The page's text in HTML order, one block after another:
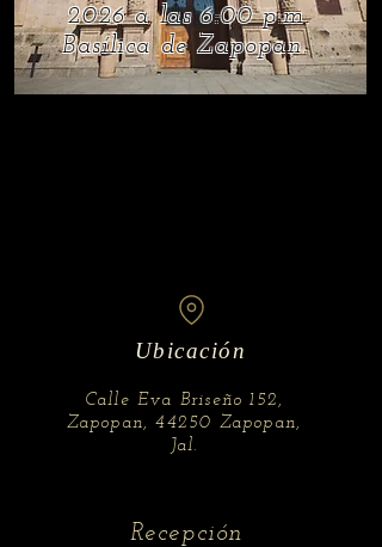
2026a las 6:00 p.m.
Basílica de Zapopan.
Ubicación
Calle Eva Briseño 152,
Zapopan, 44250 Zapopan,
Jal.
Recepción